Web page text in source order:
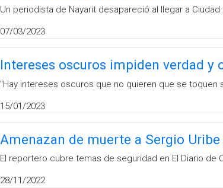
Un periodista de Nayarit desapareció al llegar a
07/03/2023
Intereses oscuros impiden verdad y
''Hay intereses oscuros que no quieren que se toquen
15/01/2023
Amenazan de muerte a Sergio
El reportero cubre temas de seguridad en El Diario
28/11/2022